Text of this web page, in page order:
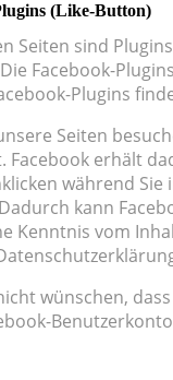
(Like-Button)
Seiten sind
Facebook-
Plugins
Seiten
Facebook erhält
während Sie
kann
Kenntnis vom
wünschen,